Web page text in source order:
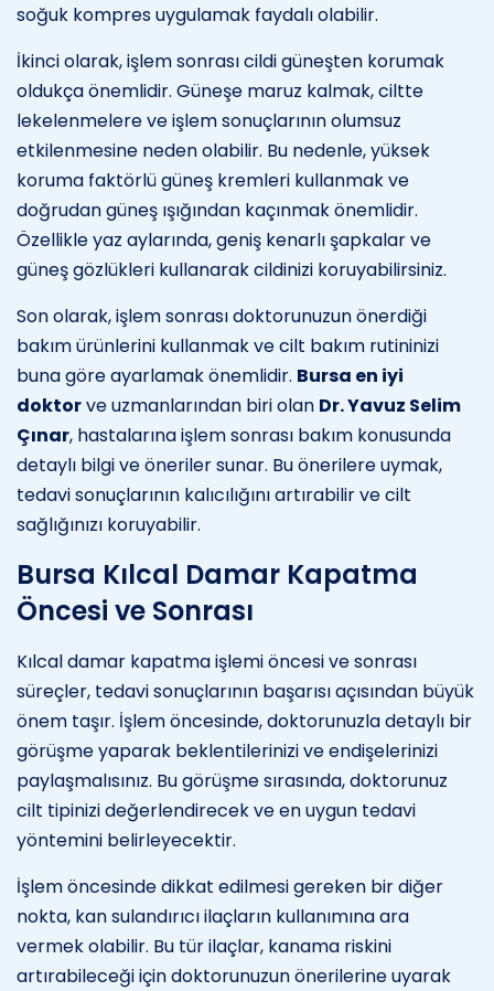
soğuk kompres uygulamak faydalı olabilir.
İkinci olarak, işlem sonrası cildi güneşten korumak
oldukça önemlidir. Güneşe maruz kalmak, ciltte
lekelenmelere ve işlem sonuçlarının olumsuz
etkilenmesine neden olabilir. Bu nedenle, yüksek
koruma faktörlü güneş kremleri kullanmak ve
doğrudan güneş ışığından kaçınmak önemlidir.
Özellikle yaz aylarında, geniş kenarlı şapkalar ve
güneş gözlükleri kullanarak cildinizi koruyabilirsiniz.
Son olarak, işlem sonrası doktorunuzun önerdiği
bakım ürünlerini kullanmak ve cilt bakım rutininizi
buna göre ayarlamak önemlidir. Bursa en iyi
doktorve uzmanlarından biri olan Dr. Yavuz Selim
Çınar, hastalarına işlem sonrası bakım konusunda
detaylı bilgi ve öneriler sunar. Bu önerilere uymak,
tedavi sonuçlarının kalıcılığını artırabilir ve cilt
sağlığınızı koruyabilir.
Bursa Kılcal Damar Kapatma
Öncesi ve Sonrası
Kılcal damar kapatma işlemi öncesi ve sonrası
süreçler, tedavi sonuçlarının başarısı açısından büyük
önem taşır. İşlem öncesinde, doktorunuzla detaylı bir
görüşme yaparak beklentilerinizi ve endişelerinizi
paylaşmalısınız. Bu görüşme sırasında, doktorunuz
cilt tipinizi değerlendirecek ve en uygun tedavi
yöntemini belirleyecektir.
İşlem öncesinde dikkat edilmesi gereken bir diğer
nokta, kan sulandırıcı ilaçların kullanımına ara
vermek olabilir. Bu tür ilaçlar, kanama riskini
artırabileceği için doktorunuzun önerilerine uyarak